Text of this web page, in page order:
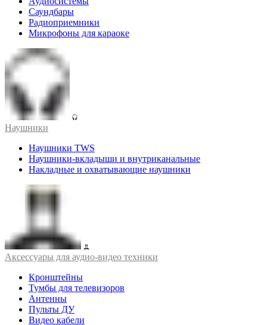
Саундбары
Радиоприемники
Микрофоны для караоке
Наушники
Наушники TWS
Наушники-вкладыши и внутриканальные
Накладные и охватывающие наушники
Аксессуары для аудио-видео техники
Кронштейны
Тумбы для телевизоров
Антенны
Пульты ДУ
Видео кабели